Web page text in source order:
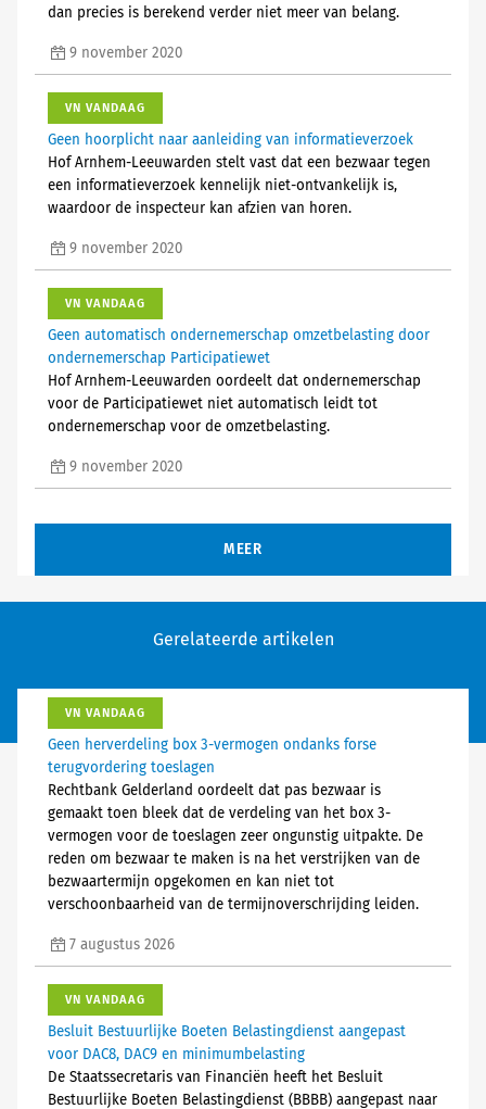
dan precies is berekend verder niet meer van belang.
9 november 2020
VN VANDAAG
Geen hoorplicht naar aanleiding van informatieverzoek
Hof Arnhem-Leeuwarden stelt vast dat een bezwaar tegen
een informatieverzoek kennelijk niet-ontvankelijk is,
waardoor de inspecteur kan afzien van horen.
9 november 2020
VN VANDAAG
Geen automatisch ondernemerschap omzetbelasting door
ondernemerschap Participatiewet
Hof Arnhem-Leeuwarden oordeelt dat ondernemerschap
voor de Participatiewet niet automatisch leidt tot
ondernemerschap voor de omzetbelasting.
9 november 2020
MEER
Gerelateerde artikelen
VN VANDAAG
Geen herverdeling box 3-vermogen ondanks forse
terugvordering toeslagen
Rechtbank Gelderland oordeelt dat pas bezwaar is
gemaakt toen bleek dat de verdeling van het box 3-
vermogen voor de toeslagen zeer ongunstig uitpakte. De
reden om bezwaar te maken is na het verstrijken van de
bezwaartermijn opgekomen en kan niet tot
verschoonbaarheid van de termijnoverschrijding leiden.
7 augustus 2026
VN VANDAAG
Besluit Bestuurlijke Boeten Belastingdienst aangepast
voor DAC8, DAC9 en minimumbelasting
De Staatssecretaris van Financiën heeft het Besluit
Bestuurlijke Boeten Belastingdienst (BBBB) aangepast naar